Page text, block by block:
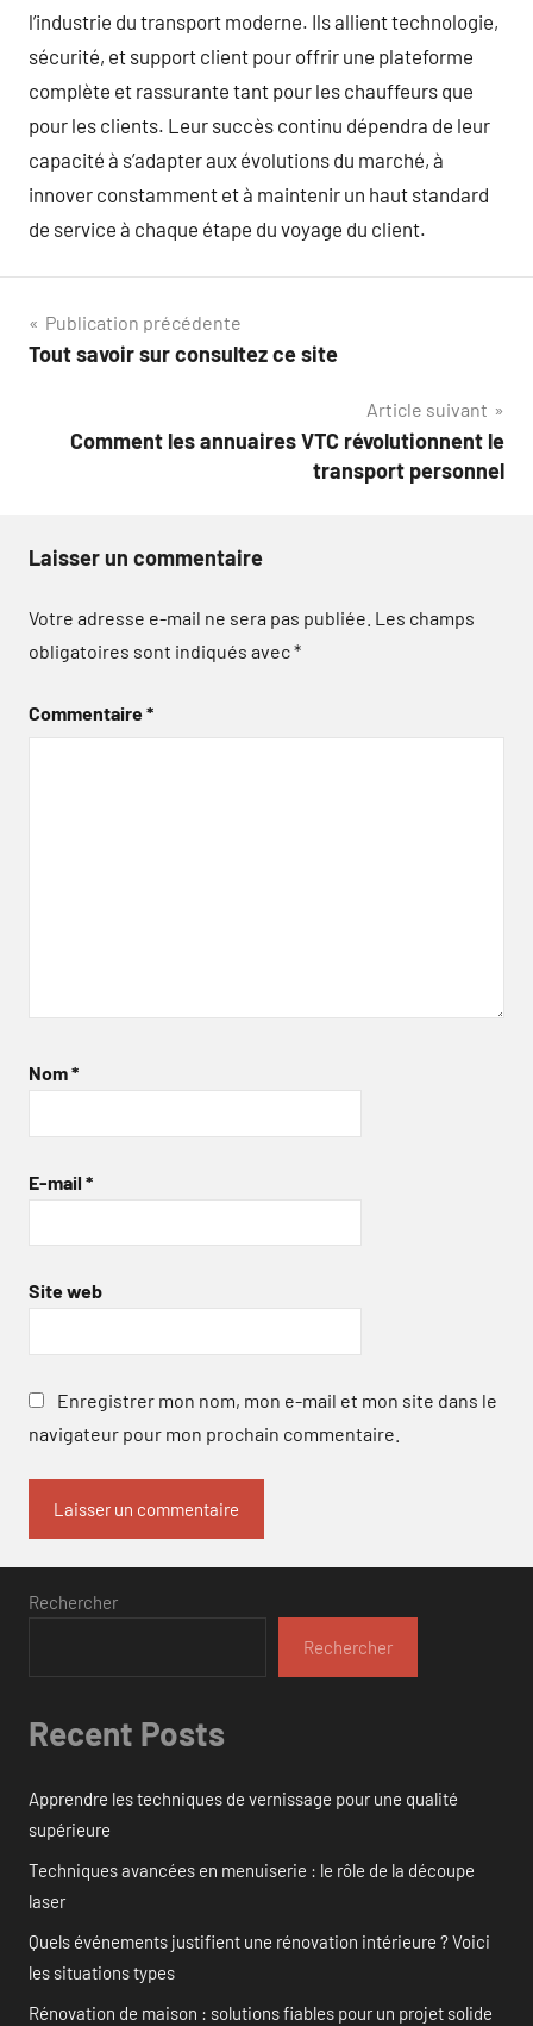
l’industrie du transport moderne. Ils allient technologie,
sécurité, et support client pour offrir une plateforme
complète et rassurante tant pour les chauffeurs que
pour les clients. Leur succès continu dépendra de leur
capacité à s’adapter aux évolutions du marché, à
innover constamment et à maintenir un haut standard
de service à chaque étape du voyage du client.
Navigation
de
Publication précédente
Tout savoir sur consultez ce site
Article suivant
Comment les annuaires VTC révolutionnent le
transport personnel
Laisser un commentaire
Votre adresse e-mail ne sera pas publiée. Les champs
obligatoires sont indiqués avec*
Commentaire*
Nom*
E-mail *
Site web
Enregistrer mon nom, mon e-mail et mon site dans le
navigateur pour mon prochain commentaire.
Rechercher
Rechercher
Recent Posts
Apprendre les techniques de vernissage pour une qualité
supérieure
Techniques avancées en menuiserie : le rôle de la découpe
laser
Quels événements justifient une rénovation intérieure ? Voici
les situations types
Rénovation de maison : solutions fiables pour un projet solide